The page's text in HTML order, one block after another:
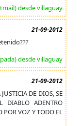
desde villaguay
21-09-2012
desde villaguay
21-09-2012
DE DIOS, SE
DIABLO ADENTRO
POR VOZ Y TODO EL